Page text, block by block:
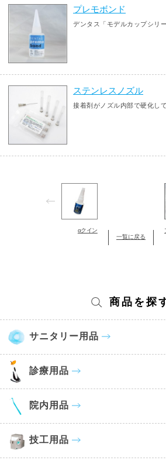
プレモボンド
デンタス「モデルカップシリ
ステンレスノズル
接着剤がノズル内部で硬化し
αクイン
一覧に戻る
商品を探
サニタリー用品
診療用品
院内用品
技工用品